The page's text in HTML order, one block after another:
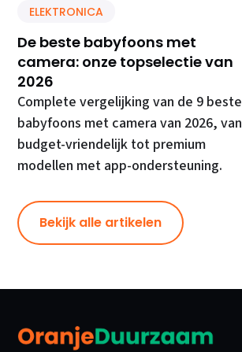
ELEKTRONICA
De beste babyfoons met
camera: onze topselectie van
2026
Complete vergelijking van de 9 beste
babyfoons met camera van 2026, van
budget-vriendelijk tot premium
modellen met app-ondersteuning.
Bekijk alle artikelen